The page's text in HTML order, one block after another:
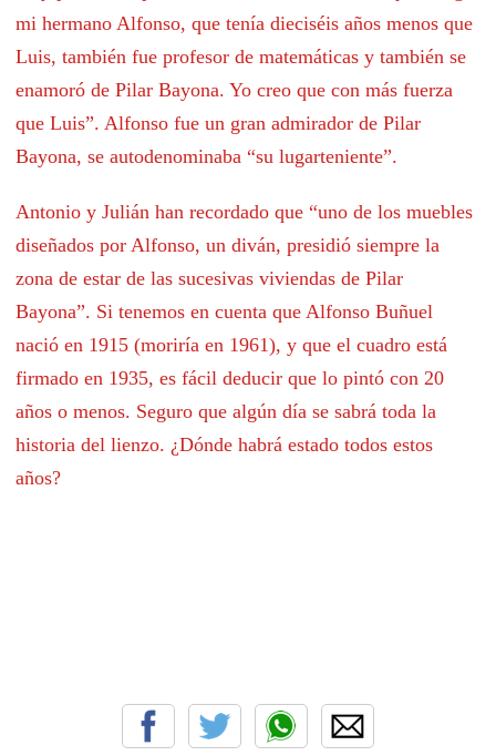
mi hermano Alfonso, que tenía dieciséis años menos que
Luis, también fue profesor de matemáticas y también se
enamoró de Pilar Bayona. Yo creo que con más fuerza
que Luis”. Alfonso fue un gran admirador de Pilar
Bayona, se autodenominaba “su lugarteniente”.
Antonio y Julián han recordado que “uno de los muebles
diseñados por Alfonso, un diván, presidió siempre la
zona de estar de las sucesivas viviendas de Pilar
Bayona”. Si tenemos en cuenta que Alfonso Buñuel
nació en 1915 (moriría en 1961), y que el cuadro está
firmado en 1935, es fácil deducir que lo pintó con 20
años o menos. Seguro que algún día se sabrá toda la
historia del lienzo. ¿Dónde habrá estado todos estos
años?